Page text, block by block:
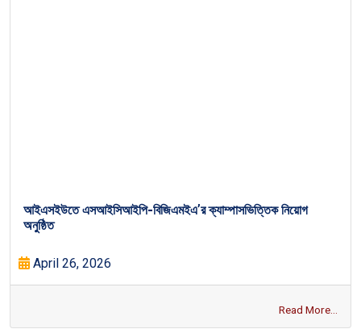
আইএসইউতে এসআইসিআইপি-বিজিএমইএ’র ক্যাম্পাসভিত্তিক নিয়োগ
অনুষ্ঠিত
April 26, 2026
Read More...